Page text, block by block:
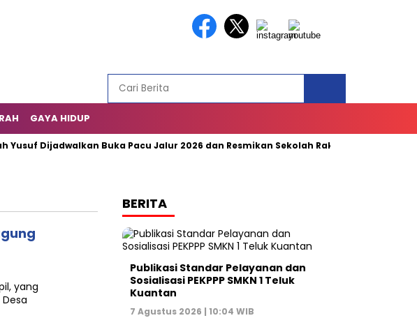
GAYA HIDUP
Dijadwalkan Buka Pacu Jalur 2026 dan Resmikan Sekolah Rakyat di Kuansing
yang
BERITA
Publikasi Standar Pelayanan dan
Sosialisasi PEKPPP SMKN 1 Teluk
Kuantan
7 Agustus 2026 | 10:04 WIB